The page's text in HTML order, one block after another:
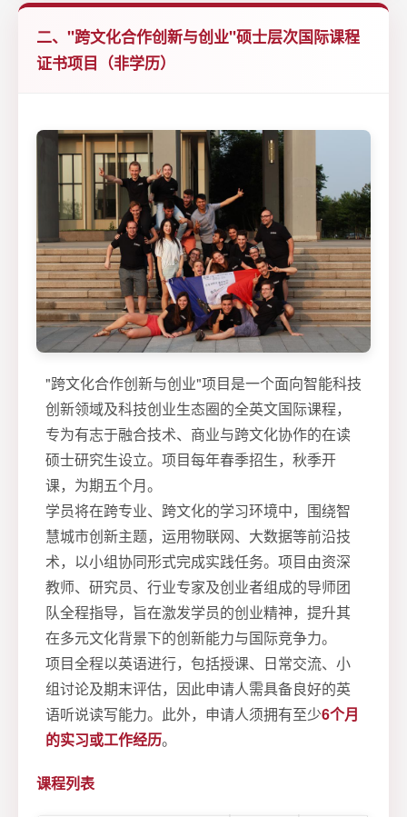
二、"跨文化合作创新与创业"硕士层次国际课程
证书项目（非学历）
"跨文化合作创新与创业"项目是一个面向智能科技
创新领域及科技创业生态圈的全英文国际课程，
专为有志于融合技术、商业与跨文化协作的在读
硕士研究生设立。项目每年春季招生，秋季开
课，为期五个月。
学员将在跨专业、跨文化的学习环境中，围绕智
慧城市创新主题，运用物联网、大数据等前沿技
术，以小组协同形式完成实践任务。项目由资深
教师、研究员、行业专家及创业者组成的导师团
队全程指导，旨在激发学员的创业精神，提升其
在多元文化背景下的创新能力与国际竞争力。
项目全程以英语进行，包括授课、日常交流、小
组讨论及期末评估，因此申请人需具备良好的英
语听说读写能力。此外，申请人须拥有至少6个月
的实习或工作经历。
课程列表